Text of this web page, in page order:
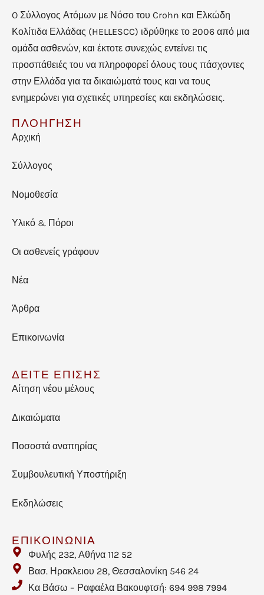
O Σύλλογος Ατόμων με Νόσο του Crohn και Ελκώδη
Κολίτιδα Ελλάδας (HELLESCC) ιδρύθηκε το 2006 από μια
ομάδα ασθενών, και έκτοτε συνεχώς εντείνει τις
προσπάθειές του να πληροφορεί όλους τους πάσχοντες
στην Ελλάδα για τα δικαιώματά τους και να τους
ενημερώνει για σχετικές υπηρεσίες και εκδηλώσεις.
ΠΛΟΗΓΗΣΗ
Αρχική
Σύλλογος
Νομοθεσία
Υλικό & Πόροι
Οι ασθενείς γράφουν
Νέα
Άρθρα
Επικοινωνία
ΔΕΙΤΕ ΕΠΙΣΗΣ
Αίτηση νέου μέλους
Δικαιώματα
Ποσοστά αναπηρίας
Συμβουλευτική Υποστήριξη
Εκδηλώσεις
ΕΠΙΚΟΙΝΩΝΙΑ
Φυλής 232, Αθήνα 112 52
Βασ. Ηρακλειου 28, Θεσσαλονίκη 546 24
Κα Βάσω – Ραφαέλα Βακουφτσή: 694 998 7994